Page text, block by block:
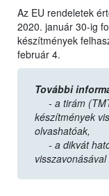
Az EU rendeletek
2020. január 30-ig
készítmények
február 4.
További
- a tirám
készítmények
olvashatóak,
- a dikvát